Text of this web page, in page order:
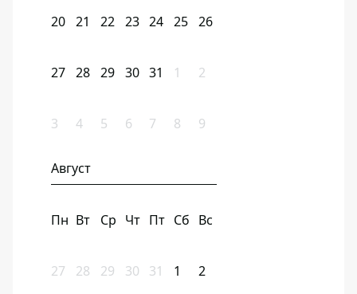
20 21 22 23 24 25 26
27 28 29 30 31 1 2
3 4 5 6 7 8 9
Август
Пн Вт Ср Чт Пт Сб Вс
27 28 29 30 31 1 2